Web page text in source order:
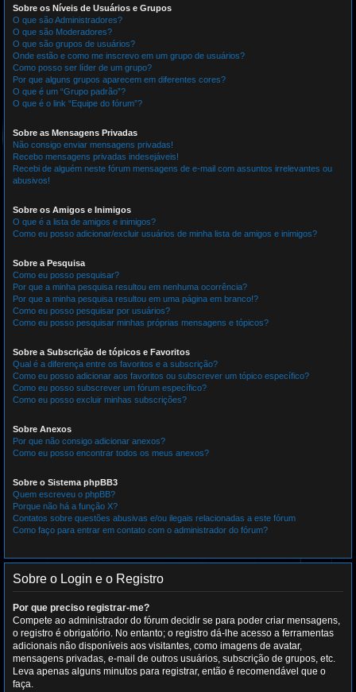
Sobre os Níveis de Usuários e Grupos
O que são Administradores?
O que são Moderadores?
O que são grupos de usuários?
Onde estão e como me inscrevo em um grupo de usuários?
Como posso ser líder de um grupo?
Por que alguns grupos aparecem em diferentes cores?
O que é um “Grupo padrão”?
O que é o link “Equipe do fórum”?
Sobre as Mensagens Privadas
Não consigo enviar mensagens privadas!
Recebo mensagens privadas indesejáveis!
Recebi de alguém neste fórum mensagens de e-mail com assuntos irrelevantes ou
abusivos!
Sobre os Amigos e Inimigos
O que é a lista de amigos e inimigos?
Como eu posso adicionar/excluir usuários de minha lista de amigos e inimigos?
Sobre a Pesquisa
Como eu posso pesquisar?
Por que a minha pesquisa resultou em nenhuma ocorrência?
Por que a minha pesquisa resultou em uma página em branco!?
Como eu posso pesquisar por usuários?
Como eu posso pesquisar minhas próprias mensagens e tópicos?
Sobre a Subscrição de tópicos e Favoritos
Qual é a diferença entre os favoritos e a subscrição?
Como eu posso adicionar aos favoritos ou subscrever um tópico específico?
Como eu posso subscrever um fórum específico?
Como eu posso excluir minhas subscrições?
Sobre Anexos
Por que não consigo adicionar anexos?
Como eu posso encontrar todos os meus anexos?
Sobre o Sistema phpBB3
Quem escreveu o phpBB?
Porque não há a função X?
Contatos sobre questões abusivas e/ou ilegais relacionadas a este fórum
Como faço para entrar em contato com o administrador do fórum?
Sobre o Login e o Registro
Por que preciso registrar-me?
Compete ao administrador do fórum decidir se para poder criar mensagens,
o registro é obrigatório. No entanto; o registro dá-lhe acesso a ferramentas
adicionais não disponíveis aos visitantes, como imagens de avatar,
mensagens privadas, e-mail de outros usuários, subscrição de grupos, etc.
Leva apenas alguns minutos para registrar, então é recomendável que o
faça.